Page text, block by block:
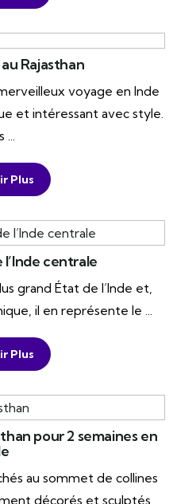
Rajasthan
voyage en Inde
et intéressant avec style.
...
Plus
l’Inde centrale
grand État de l’Inde et,
il en représente le ...
Plus
pour 2 semaines en
au sommet de collines
décorés et sculptés,